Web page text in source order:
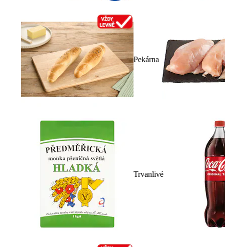
Pekárna
Trvanlivé